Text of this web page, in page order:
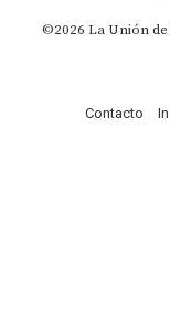
©2026 La Unión
Contacto